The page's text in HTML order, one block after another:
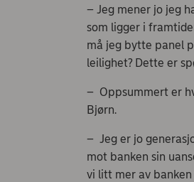
– Jeg mener jo jeg
som ligger i
må jeg bytte panel
leilighet? Dette er
– Oppsummert er
Bjørn.
– Jeg er jo
mot banken sin
vi litt mer av